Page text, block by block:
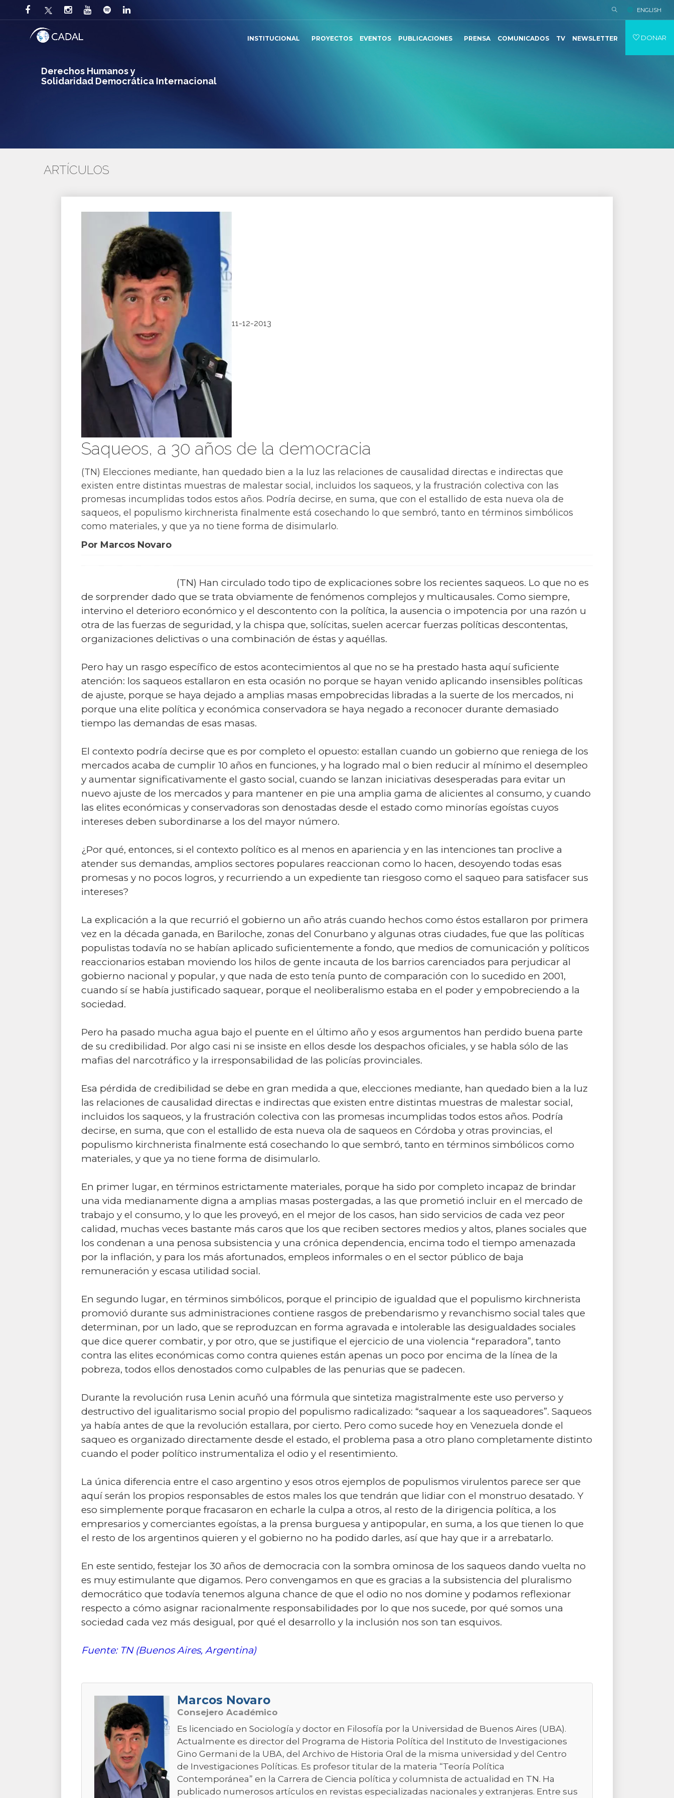
Derechos Humanos y
Solidaridad Democrática Internacional
ENGLISH
INSTITUCIONAL PROYECTOS EVENTOS PUBLICACIONES PRENSA COMUNICADOS TV NEWSLETTER DONAR
ARTÍCULOS
11-12-2013
Saqueos, a 30 años de la democracia
(TN) Elecciones mediante, han quedado bien a la luz las relaciones de causalidad directas e indirectas que
existen entre distintas muestras de malestar social, incluidos los saqueos, y la frustración colectiva con las
promesas incumplidas todos estos años. Podría decirse, en suma, que con el estallido de esta nueva ola de
saqueos, el populismo kirchnerista finalmente está cosechando lo que sembró, tanto en términos simbólicos
como materiales, y que ya no tiene forma de disimularlo.
Por Marcos Novaro
(TN) Han circulado todo tipo de explicaciones sobre los recientes saqueos. Lo que no es
de sorprender dado que se trata obviamente de fenómenos complejos y multicausales. Como siempre,
intervino el deterioro económico y el descontento con la política, la ausencia o impotencia por una razón u
otra de las fuerzas de seguridad, y la chispa que, solícitas, suelen acercar fuerzas políticas descontentas,
organizaciones delictivas o una combinación de éstas y aquéllas.
Pero hay un rasgo específico de estos acontecimientos al que no se ha prestado hasta aquí suficiente
atención: los saqueos estallaron en esta ocasión no porque se hayan venido aplicando insensibles políticas
de ajuste, porque se haya dejado a amplias masas empobrecidas libradas a la suerte de los mercados, ni
porque una elite política y económica conservadora se haya negado a reconocer durante demasiado
tiempo las demandas de esas masas.
El contexto podría decirse que es por completo el opuesto: estallan cuando un gobierno que reniega de los
mercados acaba de cumplir 10 años en funciones, y ha logrado mal o bien reducir al mínimo el desempleo
y aumentar significativamente el gasto social, cuando se lanzan iniciativas desesperadas para evitar un
nuevo ajuste de los mercados y para mantener en pie una amplia gama de alicientes al consumo, y cuando
las elites económicas y conservadoras son denostadas desde el estado como minorías egoístas cuyos
intereses deben subordinarse a los del mayor número.
¿Por qué, entonces, si el contexto político es al menos en apariencia y en las intenciones tan proclive a
atender sus demandas, amplios sectores populares reaccionan como lo hacen, desoyendo todas esas
promesas y no pocos logros, y recurriendo a un expediente tan riesgoso como el saqueo para satisfacer sus
intereses?
La explicación a la que recurrió el gobierno un año atrás cuando hechos como éstos estallaron por primera
vez en la década ganada, en Bariloche, zonas del Conurbano y algunas otras ciudades, fue que las políticas
populistas todavía no se habían aplicado suficientemente a fondo, que medios de comunicación y políticos
reaccionarios estaban moviendo los hilos de gente incauta de los barrios carenciados para perjudicar al
gobierno nacional y popular, y que nada de esto tenía punto de comparación con lo sucedido en 2001,
cuando sí se había justificado saquear, porque el neoliberalismo estaba en el poder y empobreciendo a la
sociedad.
Pero ha pasado mucha agua bajo el puente en el último año y esos argumentos han perdido buena parte
de su credibilidad. Por algo casi ni se insiste en ellos desde los despachos oficiales, y se habla sólo de las
mafias del narcotráfico y la irresponsabilidad de las policías provinciales.
Esa pérdida de credibilidad se debe en gran medida a que, elecciones mediante, han quedado bien a la luz
las relaciones de causalidad directas e indirectas que existen entre distintas muestras de malestar social,
incluidos los saqueos, y la frustración colectiva con las promesas incumplidas todos estos años. Podría
decirse, en suma, que con el estallido de esta nueva ola de saqueos en Córdoba y otras provincias, el
populismo kirchnerista finalmente está cosechando lo que sembró, tanto en términos simbólicos como
materiales, y que ya no tiene forma de disimularlo.
En primer lugar, en términos estrictamente materiales, porque ha sido por completo incapaz de brindar
una vida medianamente digna a amplias masas postergadas, a las que prometió incluir en el mercado de
trabajo y el consumo, y lo que les proveyó, en el mejor de los casos, han sido servicios de cada vez peor
calidad, muchas veces bastante más caros que los que reciben sectores medios y altos, planes sociales que
los condenan a una penosa subsistencia y una crónica dependencia, encima todo el tiempo amenazada
por la inflación, y para los más afortunados, empleos informales o en el sector público de baja
remuneración y escasa utilidad social.
En segundo lugar, en términos simbólicos, porque el principio de igualdad que el populismo kirchnerista
promovió durante sus administraciones contiene rasgos de prebendarismo y revanchismo social tales que
determinan, por un lado, que se reproduzcan en forma agravada e intolerable las desigualdades sociales
que dice querer combatir, y por otro, que se justifique el ejercicio de una violencia “reparadora”, tanto
contra las elites económicas como contra quienes están apenas un poco por encima de la línea de la
pobreza, todos ellos denostados como culpables de las penurias que se padecen.
Durante la revolución rusa Lenin acuñó una fórmula que sintetiza magistralmente este uso perverso y
destructivo del igualitarismo social propio del populismo radicalizado: “saquear a los saqueadores”. Saqueos
ya había antes de que la revolución estallara, por cierto. Pero como sucede hoy en Venezuela donde el
saqueo es organizado directamente desde el estado, el problema pasa a otro plano completamente distinto
cuando el poder político instrumentaliza el odio y el resentimiento.
La única diferencia entre el caso argentino y esos otros ejemplos de populismos virulentos parece ser que
aquí serán los propios responsables de estos males los que tendrán que lidiar con el monstruo desatado. Y
eso simplemente porque fracasaron en echarle la culpa a otros, al resto de la dirigencia política, a los
empresarios y comerciantes egoístas, a la prensa burguesa y antipopular, en suma, a los que tienen lo que
el resto de los argentinos quieren y el gobierno no ha podido darles, así que hay que ir a arrebatarlo.
En este sentido, festejar los 30 años de democracia con la sombra ominosa de los saqueos dando vuelta no
es muy estimulante que digamos. Pero convengamos en que es gracias a la subsistencia del pluralismo
democrático que todavía tenemos alguna chance de que el odio no nos domine y podamos reflexionar
respecto a cómo asignar racionalmente responsabilidades por lo que nos sucede, por qué somos una
sociedad cada vez más desigual, por qué el desarrollo y la inclusión nos son tan esquivos.
Fuente: TN (Buenos Aires, Argentina)
Marcos Novaro
Consejero Académico
Es licenciado en Sociología y doctor en Filosofía por la Universidad de Buenos Aires (UBA).
Actualmente es director del Programa de Historia Política del Instituto de Investigaciones
Gino Germani de la UBA, del Archivo de Historia Oral de la misma universidad y del Centro
de Investigaciones Políticas. Es profesor titular de la materia “Teoría Política
Contemporánea” en la Carrera de Ciencia política y columnista de actualidad en TN. Ha
publicado numerosos artículos en revistas especializadas nacionales y extranjeras. Entre sus